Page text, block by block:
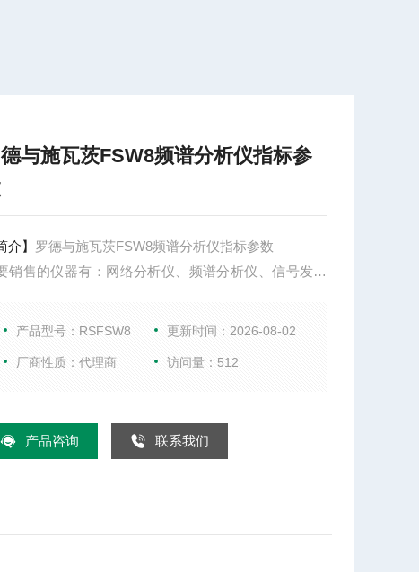
与施瓦茨FSW8频谱分析仪指标参
介】 罗德与施瓦茨FSW8频谱分析仪指标参数
销售的仪器有：网络分析仪、频谱分析仪、信号发生
件等。
产品型号：RSFSW8 更新时间：2026-08-02
厂商性质：代理商 访问量：512
产品咨询 联系我们